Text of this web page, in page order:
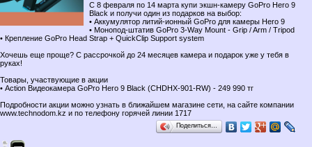
С 8 февраля по 14 марта купи экшн-камеру GoPro Hero 9
Black и получи один из подарков на выбор:
• Аккумулятор литий-ионный GoPro для камеры Hero 9
• Монопод-штатив GoPro 3-Way Mount - Grip / Arm / Tripod
• Крепление GoPro Head Strap + QuickClip Support system
Хочешь еще проще? С рассрочкой до 24 месяцев камера и подарок уже у тебя в
руках!
Товары, участвующие в акции
• Action Видеокамера GoPro Hero 9 Black (CHDHX-901-RW) - 249 990 тг
Подробности акции можно узнать в ближайшем магазине сети, на сайте компании
www.technodom.kz и по телефону горячей линии 1717
Поделиться…